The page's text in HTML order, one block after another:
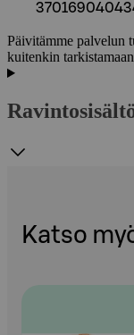
Päivitämme palvelun
kuitenkin
Katso